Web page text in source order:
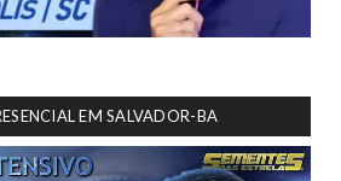
EM SALVADOR-BA